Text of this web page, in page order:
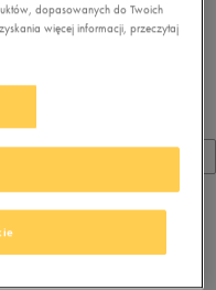
lub
dopasowanych do Twoich
więcej informacji, przeczytaj